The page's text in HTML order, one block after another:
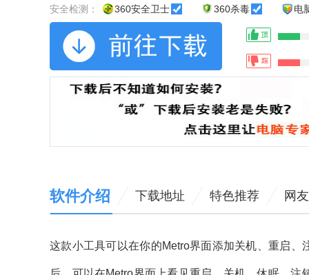
安全检测： 360安全卫士 360杀毒 电
软件介绍 下载地址 特色推荐 网
这款小工具可以在你的Metro界面添加关机、重启